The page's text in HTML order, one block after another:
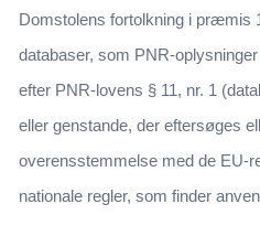
Domstolens fortolkning i præmis
databaser, som PNR-
efter PNR-lovens § 11, nr. 1
eller genstande, der eftersøges
overensstemmelse med de EU-
nationale regler, som finder